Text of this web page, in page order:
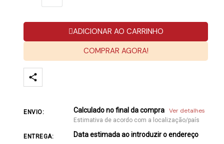
ADICIONAR AO CARRINHO
COMPRAR AGORA!
ENVIO: Calculado no final da compra Ver detalhes
Estimativa de acordo com a localização/país
ENTREGA: Data estimada ao introduzir o endereço